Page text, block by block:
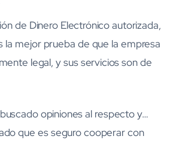
de Dinero Electrónico autorizada,
la mejor prueba de que la empresa
legal, y sus servicios son de
opiniones al respecto y…
que es seguro cooperar con